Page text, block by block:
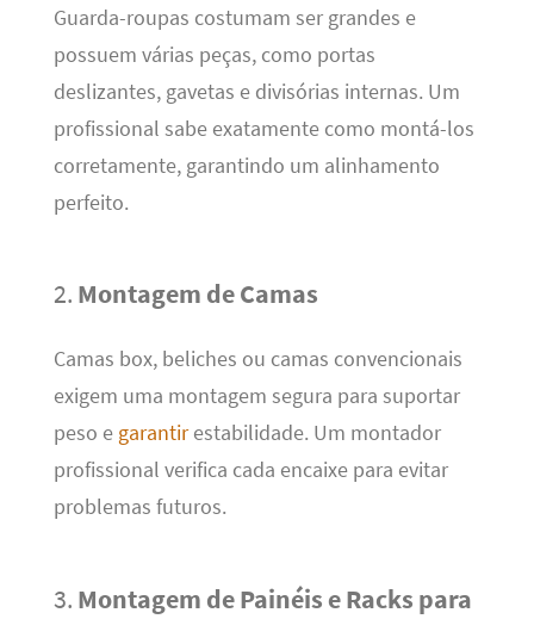
Guarda-roupas costumam ser grandes e
possuem várias peças, como portas
deslizantes, gavetas e divisórias internas. Um
profissional sabe exatamente como montá-los
corretamente, garantindo um alinhamento
perfeito.
2. Montagem de Camas
Camas box, beliches ou camas convencionais
exigem uma montagem segura para suportar
peso e garantirestabilidade. Um montador
profissional verifica cada encaixe para evitar
problemas futuros.
3. Montagem de Painéis e Racks para